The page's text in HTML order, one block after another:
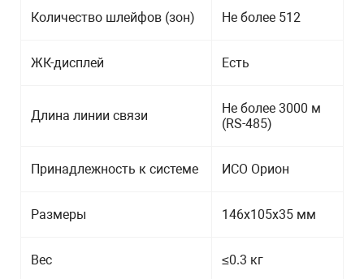
Количество шлейфов (зон) Не более 512
ЖК-дисплей Есть
Длина линии связи
Не более 3000 м
(RS-485)
Принадлежность к системе ИСО Орион
Размеры 146х105х35 мм
Вес ≤0.3 кг